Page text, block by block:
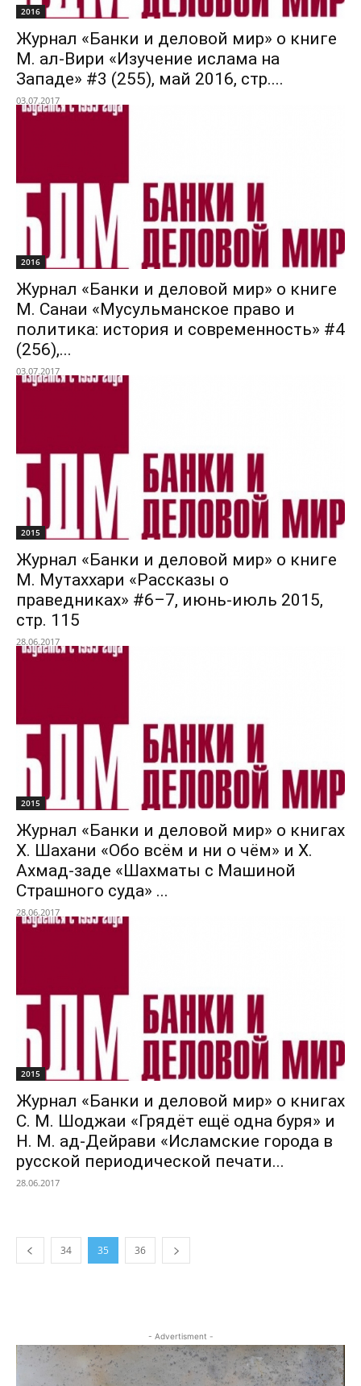
2016
Журнал «Банки и деловой мир» о книге
М. ал-Вири «Изучение ислама на
Западе» #3 (255), май 2016, стр....
03.07.2017
2016
Журнал «Банки и деловой мир» о книге
М. Санаи «Мусульманское право и
политика: история и современность» #4
(256),...
03.07.2017
2015
Журнал «Банки и деловой мир» о книге
М. Мутаххари «Рассказы о
праведниках» #6–7, июнь-июль 2015,
стр. 115
28.06.2017
2015
Журнал «Банки и деловой мир» о книгах
Х. Шахани «Обо всём и ни о чём» и Х.
Ахмад-заде «Шахматы с Машиной
Страшного суда» ...
28.06.2017
2015
Журнал «Банки и деловой мир» о книгах
С. М. Шоджаи «Грядёт ещё одна буря» и
Н. М. ад-Дейрави «Исламские города в
русской периодической печати...
28.06.2017
34 35 36
- Advertisment -